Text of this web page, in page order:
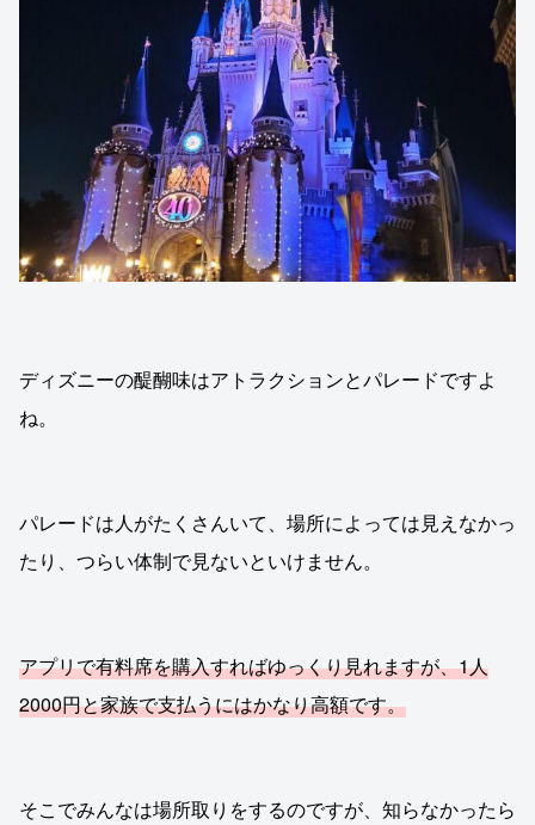
ディズニーの醍醐味はアトラクションとパレードですよ
ね。
パレードは人がたくさんいて、場所によっては見えなかっ
たり、つらい体制で見ないといけません。
アプリで有料席を購入すればゆっくり見れますが、1人
2000円と家族で支払うにはかなり高額です。
そこでみんなは場所取りをするのですが、知らなかったら